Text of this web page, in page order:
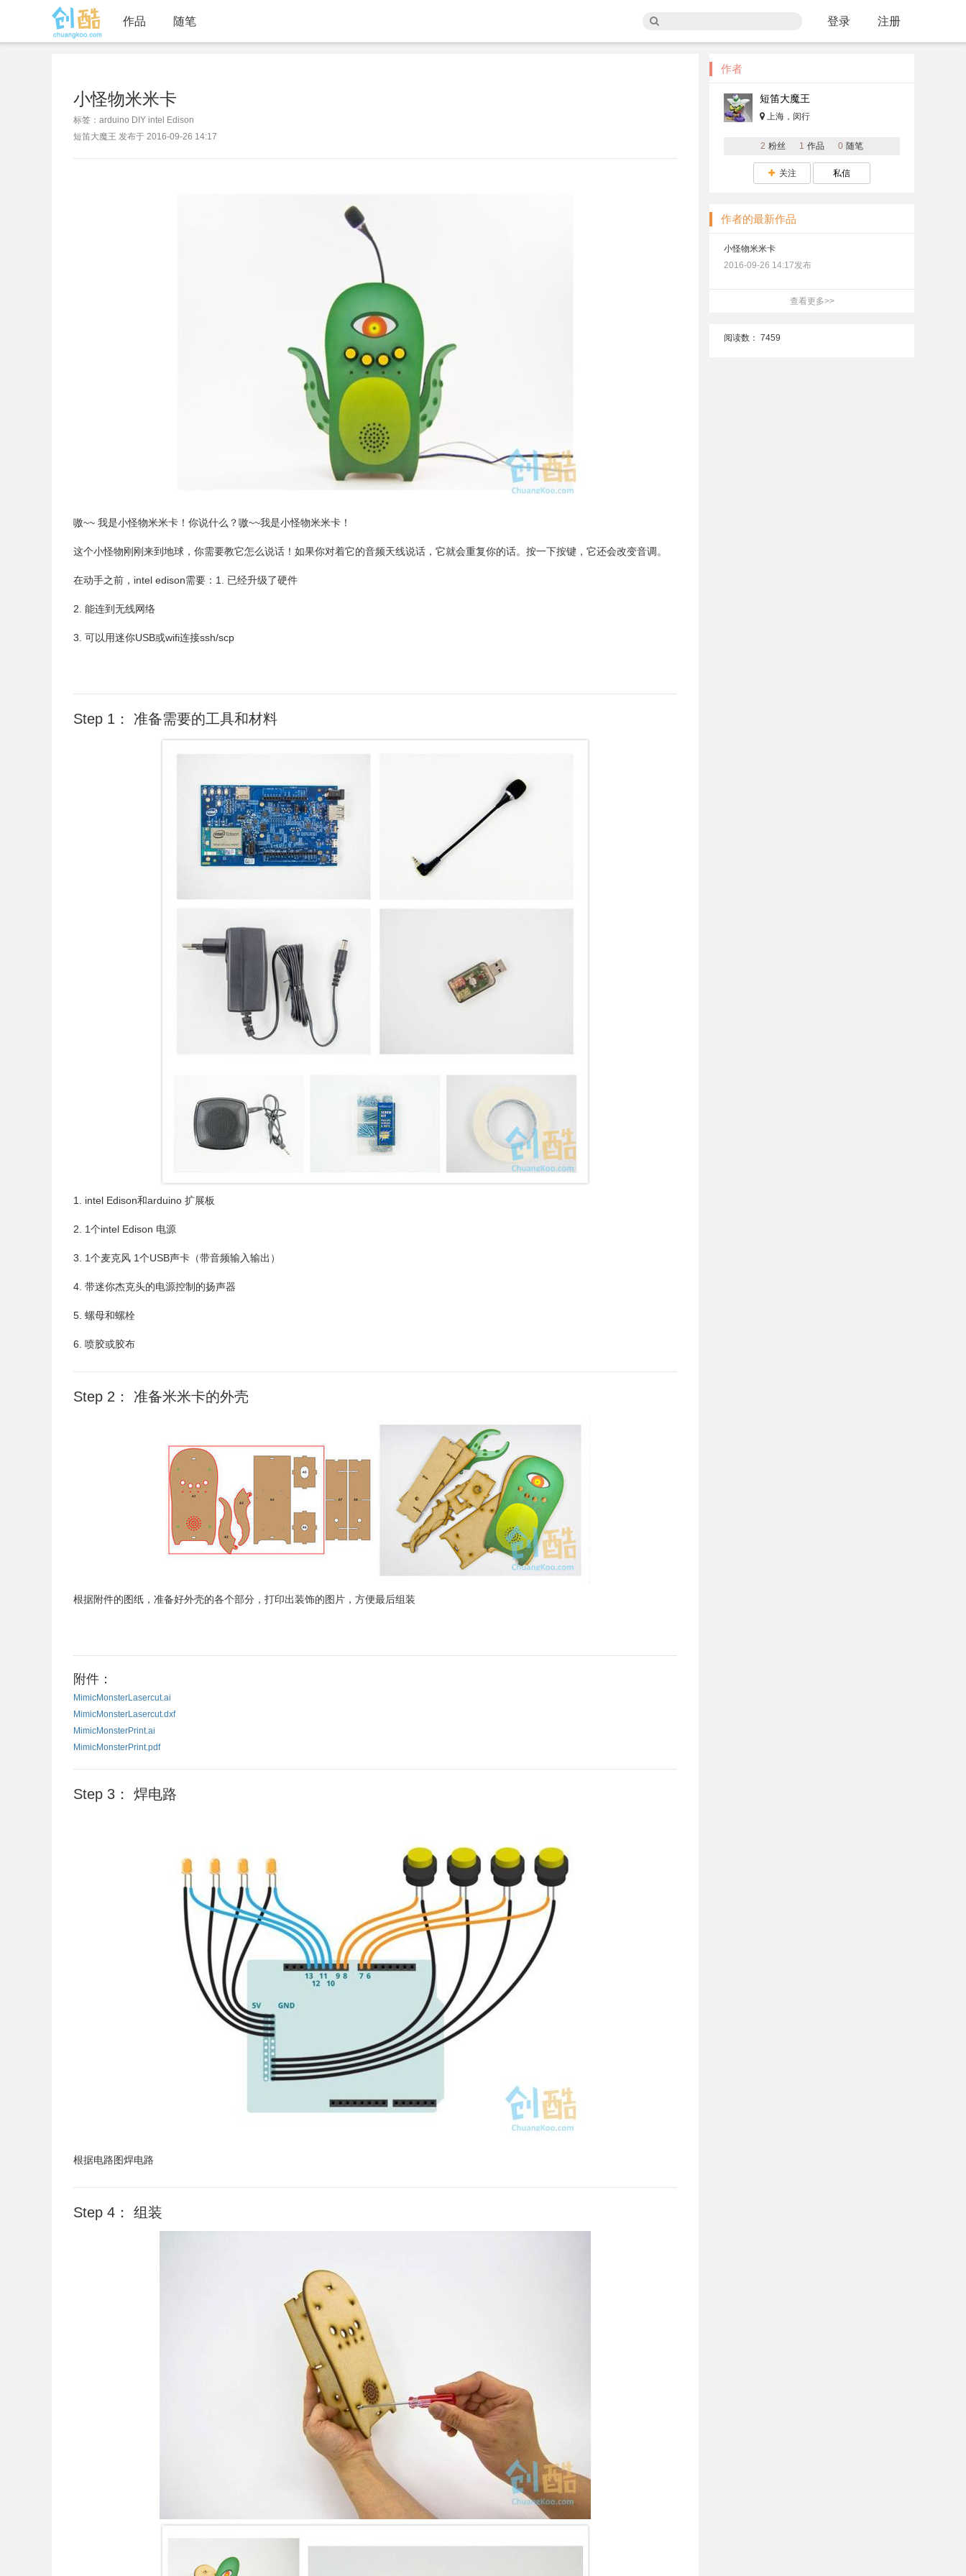
作品 随笔 登录 注册
小怪物米米卡
标签：arduino DIY intel Edison
短笛大魔王 发布于 2016-09-26 14:17
嗷~~ 我是小怪物米米卡！你说什么？嗷~~我是小怪物米米卡！
这个小怪物刚刚来到地球，你需要教它怎么说话！如果你对着它的音频天线说话，它就会重复你的话。 按一下按键，它还会改变音调。
在动手之前，intel edison需要：1. 已经升级了硬件
2. 能连到无线网络
3. 可以用迷你USB或wifi连接ssh/scp
Step 1： 准备需要的工具和材料
1. intel Edison和arduino 扩展板
2. 1个intel Edison 电源
3. 1个麦克风 1个USB声卡（带音频输入输出）
4. 带迷你杰克头的电源控制的扬声器
5. 螺母和螺栓
6. 喷胶或胶布
Step 2： 准备米米卡的外壳
根据附件的图纸，准备好外壳的各个部分，打印出装饰的图片，方便最后组装
附件：
MimicMonsterLasercut.ai
MimicMonsterLasercut.dxf
MimicMonsterPrint.ai
MimicMonsterPrint.pdf
Step 3： 焊电路
根据电路图焊电路
Step 4： 组装
作者
短笛大魔王
上海，闵行
2 粉丝 1 作品 0 随笔
关注 私信
作者的最新作品
小怪物米米卡
2016-09-26 14:17发布
查看更多>>
阅读数： 7459